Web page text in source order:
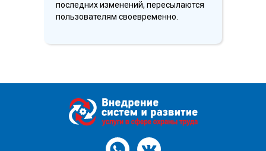
последних изменений, пересылаются
пользователям своевременно.